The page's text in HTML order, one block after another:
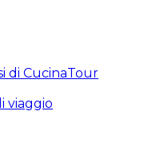
di CucinaTour
viaggio